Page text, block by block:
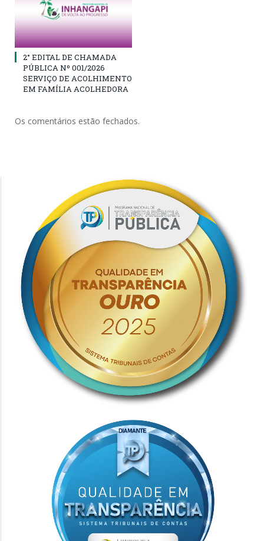
2° EDITAL DE CHAMADA
PÚBLICA Nº 001/2026
SERVIÇO DE ACOLHIMENTO
EM FAMÍLIA ACOLHEDORA
Os comentários estão fechados.